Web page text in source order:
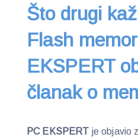
Što drugi
Flash
EKSPERT
članak o
PC EKSPERT je objavio